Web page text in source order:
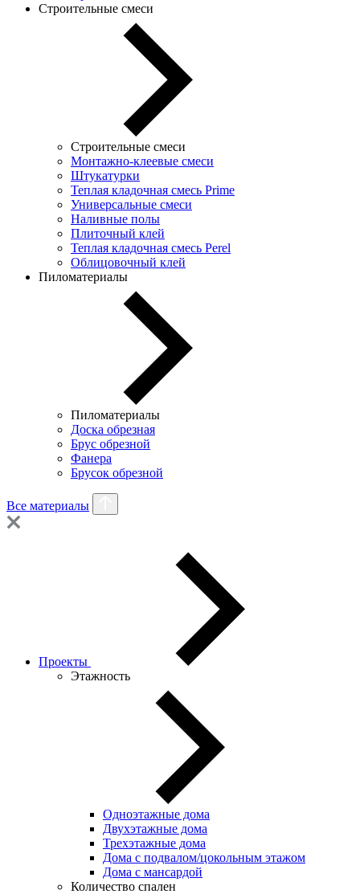
Строительные смеси
Строительные смеси
Монтажно-клеевые смеси
Штукатурки
Теплая кладочная смесь Prime
Универсальные смеси
Наливные полы
Плиточный клей
Теплая кладочная смесь Perel
Облицовочный клей
Пиломатериалы
Пиломатериалы
Доска обрезная
Брус обрезной
Фанера
Брусок обрезной
Все материалы
Проекты
Этажность
Одноэтажные дома
Двухэтажные дома
Трехэтажные дома
Дома с подвалом/цокольным этажом
Дома с мансардой
Количество спален